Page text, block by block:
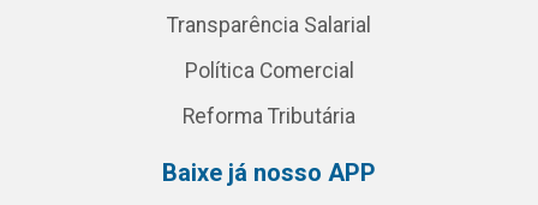
Transparência Salarial
Política Comercial
Reforma Tributária
Baixe já nosso APP